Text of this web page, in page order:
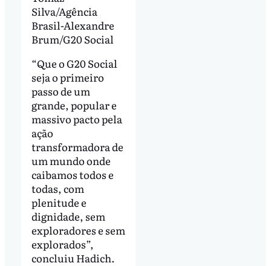
Silva/Agência
Brasil-Alexandre
Brum/G20 Social
“Que o G20 Social
seja o primeiro
passo de um
grande, popular e
massivo pacto pela
ação
transformadora de
um mundo onde
caibamos todos e
todas, com
plenitude e
dignidade, sem
exploradores e sem
explorados”,
concluiu Hadich.